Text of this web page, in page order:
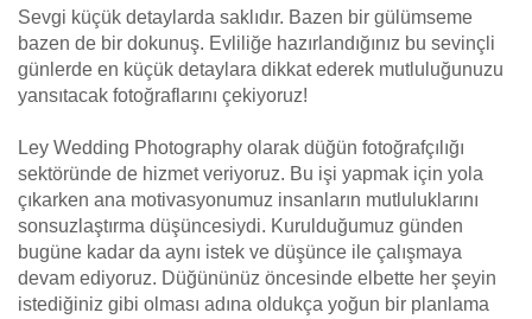
Sevgi küçük detaylarda saklıdır. Bazen bir gülümseme
bazen de bir dokunuş. Evliliğe hazırlandığınız bu sevinçli
günlerde en küçük detaylara dikkat ederek mutluluğunuzu
yansıtacak fotoğraflarını çekiyoruz!
Ley Wedding Photography olarak düğün fotoğrafçılığı
sektöründe de hizmet veriyoruz. Bu işi yapmak için yola
çıkarken ana motivasyonumuz insanların mutluluklarını
sonsuzlaştırma düşüncesiydi. Kurulduğumuz günden
bugüne kadar da aynı istek ve düşünce ile çalışmaya
devam ediyoruz. Düğününüz öncesinde elbette her şeyin
istediğiniz gibi olması adına oldukça yoğun bir planlama